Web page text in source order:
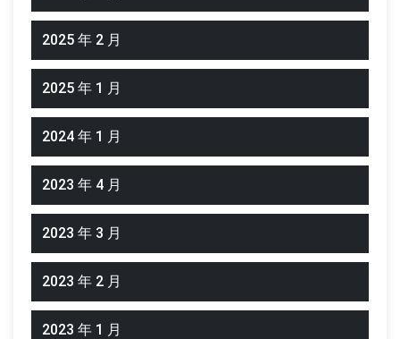
2025 年 2 月
2025 年 1 月
2024 年 1 月
2023 年 4 月
2023 年 3 月
2023 年 2 月
2023 年 1 月